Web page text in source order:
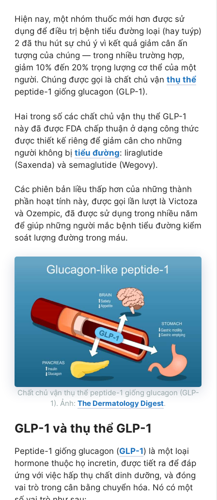
Hiện nay, một nhóm thuốc mới hơn được sử
dụng để điều trị bệnh tiểu đường loại (hay tuýp)
2 đã thu hút sự chú ý vì kết quả giảm cân ấn
tượng của chúng — trong nhiều trường hợp,
giảm 10% đến 20% trọng lượng cơ thể của một
người. Chúng được gọi là chất chủ vận thụ thể
peptide-1 giống glucagon (GLP-1).
Hai trong số các chất chủ vận thụ thể GLP-1
này đã được FDA chấp thuận ở dạng công thức
được thiết kế riêng để giảm cân cho những
người không bị tiểu đường: liraglutide
(Saxenda) và semaglutide (Wegovy).
Các phiên bản liều thấp hơn của những thành
phần hoạt tính này, được gọi lần lượt là Victoza
và Ozempic, đã được sử dụng trong nhiều năm
để giúp những người mắc bệnh tiểu đường kiểm
soát lượng đường trong máu.
Chất chủ vận thụ thể peptide-1 giống glucagon (GLP-
1). Ảnh: The Dermatology Digest.
GLP-1 và thụ thể GLP-1
Peptide-1 giống glucagon (GLP-1) là một loại
hormone thuộc họ incretin, được tiết ra để đáp
ứng với việc hấp thụ chất dinh dưỡng, và đóng
vai trò trong cân bằng chuyển hóa. Nó có một